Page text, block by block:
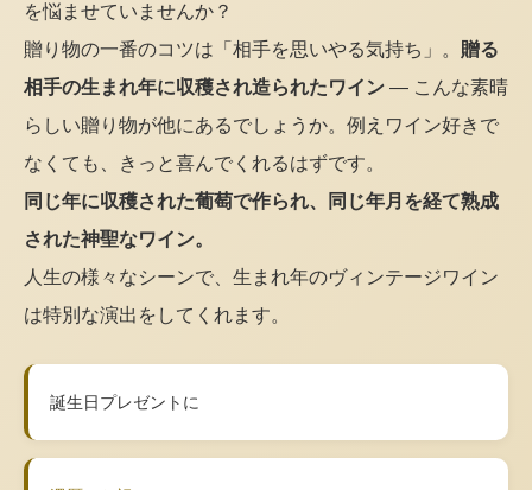
を悩ませていませんか？
贈り物の一番のコツは「相手を思いやる気持ち」。 贈る
相手の生まれ年に収穫され造られたワイン — こんな素晴
らしい贈り物が他にあるでしょうか。例えワイン好きで
なくても、きっと喜んでくれるはずです。
同じ年に収穫された葡萄で作られ、同じ年月を経て熟成
された神聖なワイン。
人生の様々なシーンで、生まれ年のヴィンテージワイン
は特別な演出をしてくれます。
誕生日プレゼントに